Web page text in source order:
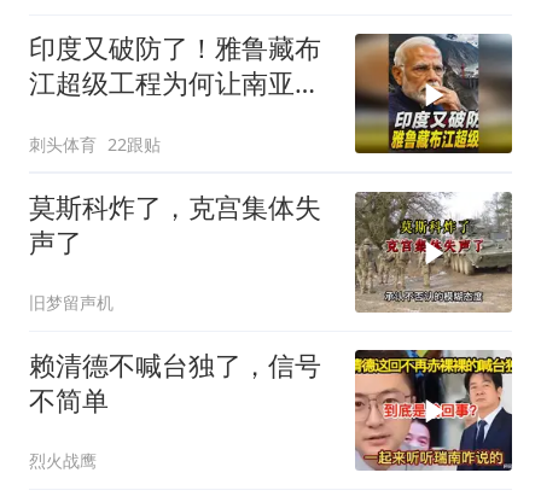
印度又破防了！雅鲁藏布
江超级工程为何让南亚失
刺头体育 22跟贴
莫斯科炸了，克宫集体失
声了
旧梦留声机
赖清德不喊台独了，信号
不简单
烈火战鹰